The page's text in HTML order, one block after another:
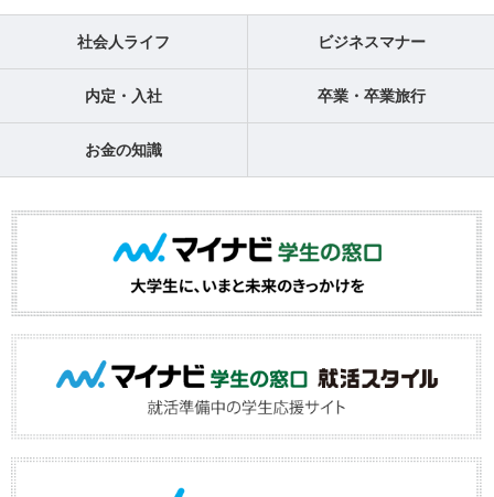
社会人ライフ ビジネスマナー
内定・入社 卒業・卒業旅行
お金の知識